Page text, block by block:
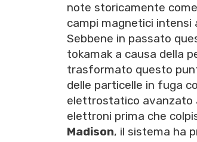
note storicamente
campi magnetici intensi
Sebbene in passato
tokamak a causa della
trasformato questo
delle particelle in fuga
elettrostatico avanzato
elettroni prima che
Madison, il sistema ha